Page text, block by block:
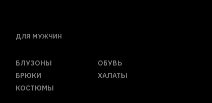
ДЛЯ МУЖЧИН
БЛУЗОНЫ
БРЮКИ
КОСТЮМЫ
ОБУВЬ
ХАЛАТЫ